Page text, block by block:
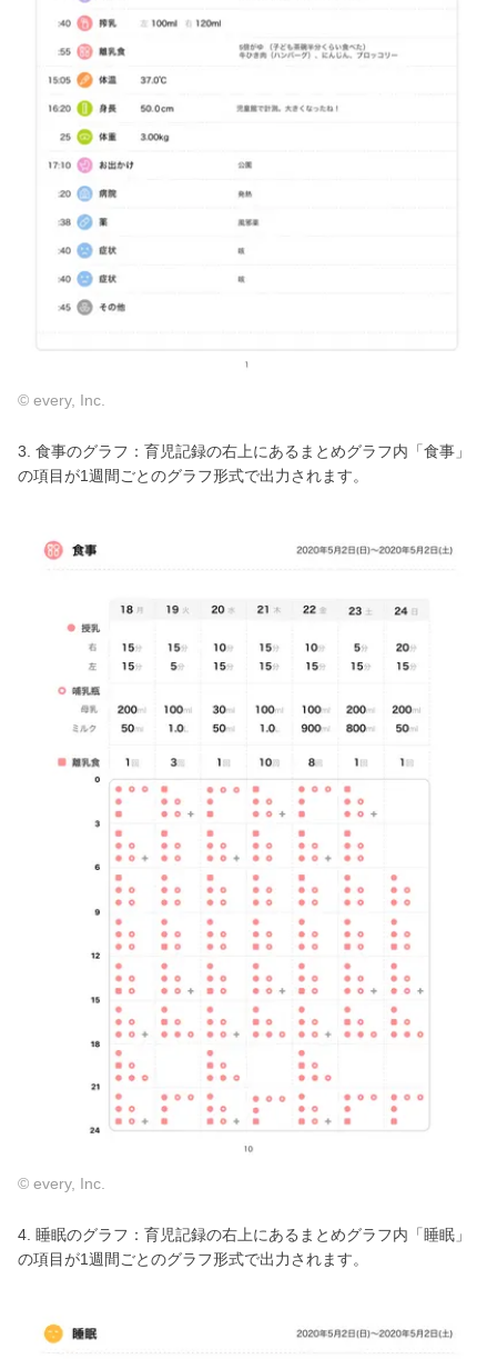
© every, Inc.
3. 食事のグラフ：育児記録の右上にあるまとめグラフ内「食事」
の項目が1週間ごとのグラフ形式で出力されます。
© every, Inc.
4. 睡眠のグラフ：育児記録の右上にあるまとめグラフ内「睡眠」
の項目が1週間ごとのグラフ形式で出力されます。